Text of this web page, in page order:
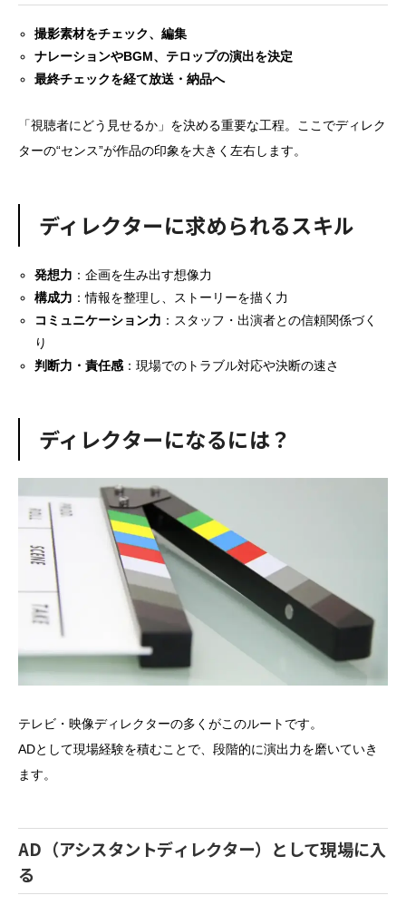
撮影素材をチェック、編集
ナレーションやBGM、テロップの演出を決定
最終チェックを経て放送・納品へ
「視聴者にどう見せるか」を決める重要な工程。ここでディレク
ターの“センス”が作品の印象を大きく左右します。
ディレクターに求められるスキル
発想力 ：企画を生み出す想像力
構成力 ：情報を整理し、ストーリーを描く力
コミュニケーション力 ：スタッフ・出演者との信頼関係づく
り
判断力・責任感 ：現場でのトラブル対応や決断の速さ
ディレクターになるには？
テレビ・映像ディレクターの多くがこのルートです。
ADとして現場経験を積むことで、段階的に演出力を磨いていき
ます。
AD（アシスタントディレクター）として現場に入
る